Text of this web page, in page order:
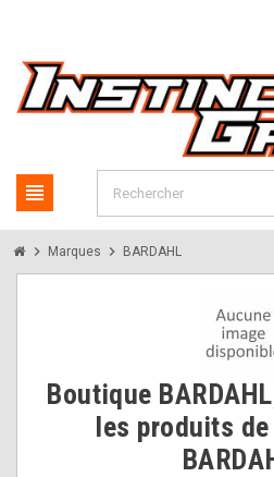
view_headline
chevron_right Marques chevron_right BARDAHL
Boutique
les produits